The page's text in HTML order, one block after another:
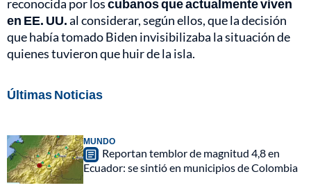
reconocida por loscubanos que actualmente viven
en EE. UU.al considerar, según ellos, que la decisión
que había tomado Biden invisibilizaba la situación de
quienes tuvieron que huir de la isla.
Últimas Noticias
MUNDO
Reportan temblor de magnitud 4,8 en
Ecuador: se sintió en municipios de Colombia